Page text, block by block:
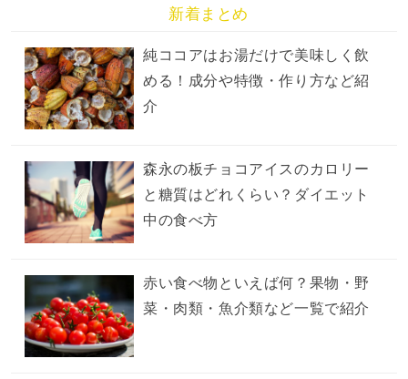
新着まとめ
純ココアはお湯だけで美味しく飲
める！成分や特徴・作り方など紹
介
森永の板チョコアイスのカロリー
と糖質はどれくらい？ダイエット
中の食べ方
赤い食べ物といえば何？果物・野
菜・肉類・魚介類など一覧で紹介